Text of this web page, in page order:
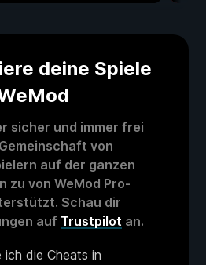
deine Spiele
sicher und immer frei
von
auf der ganzen
zu von WeMod Pro-
Schau dir
auf Trustpilot an.
ich die Cheats in